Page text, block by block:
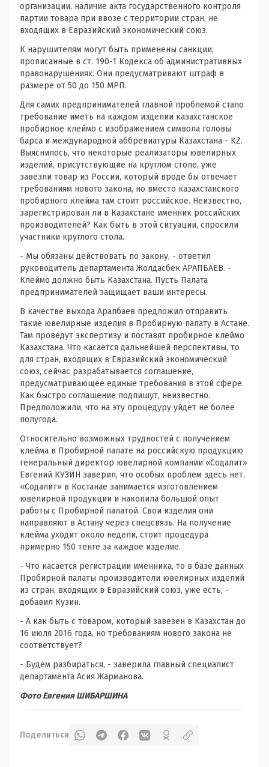
организации, наличие акта государственного контроля
партии товара при ввозе с территории стран, не
входящих в Евразийский экономический союз.
К нарушителям могут быть применены санкции,
прописанные в ст. 190-1 Кодекса об административных
правонарушениях. Они предусматривают штраф в
размере от 50 до 150 МРП.
Для самих предпринимателей главной проблемой стало
требование иметь на каждом изделии казахстанское
пробирное клеймо с изображением символа головы
барса и международной аббревиатуры Казахстана - KZ.
Выяснилось, что некоторые реализаторы ювелирных
изделий, присутствующие на круглом столе, уже
завезли товар из России, который вроде бы отвечает
требованиям нового закона, но вместо казахстанского
пробирного клейма там стоит российское. Неизвестно,
зарегистрирован ли в Казахстане именник российских
производителей? Как быть в этой ситуации, спросили
участники круглого стола.
- Мы обязаны действовать по закону, - ответил
руководитель департамента Жолдасбек АРАПБАЕВ. -
Клеймо должно быть Казахстана. Пусть Палата
предпринимателей защищает ваши интересы.
В качестве выхода Арапбаев предложил отправить
такие ювелирные изделия в Пробирную палату в Астане.
Там проведут экспертизу и поставят пробирное клеймо
Казахстана. Что касается дальнейшей перспективы, то
для стран, входящих в Евразийский экономический
союз, сейчас разрабатывается соглашение,
предусматривающее единые требования в этой сфере.
Как быстро соглашение подпишут, неизвестно.
Предположили, что на эту процедуру уйдет не более
полугода.
Относительно возможных трудностей с получением
клейма в Пробирной палате на российскую продукцию
генеральный директор ювелирной компании «Содалит»
Евгений КУЗИН заверил, что особых проблем здесь нет.
«Содалит» в Костанае занимается изготовлением
ювелирной продукции и накопила большой опыт
работы с Пробирной палатой. Свои изделия они
направляют в Астану через спецсвязь. На получение
клейма уходит около недели, стоит процедура
примерно 150 тенге за каждое изделие.
- Что касается регистрации именника, то в базе данных
Пробирной палаты производители ювелирных изделий
из стран, входящих в Евразийский союз, уже есть, -
добавил Кузин.
- А как быть с товаром, который завезен в Казахстан до
16 июля 2016 года, но требованиям нового закона не
соответствует?
- Будем разбираться, - заверила главный специалист
департамента Асия Жарманова.
Фото Евгения ШИБАРШИНА
Поделиться